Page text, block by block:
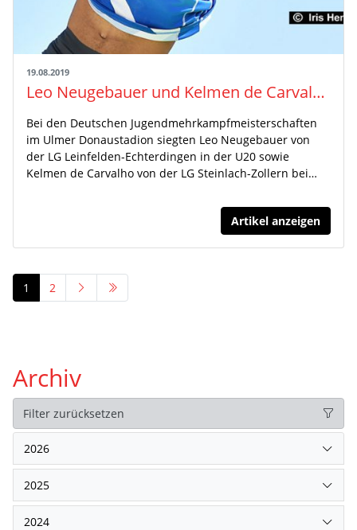
19.08.2019
Leo Neugebauer und Kelmen de Carvalho holen die Zehnkampftitel
Bei den Deutschen Jugendmehrkampfmeisterschaften
im Ulmer Donaustadion siegten Leo Neugebauer von
der LG Leinfelden-Echterdingen in der U20 sowie
Kelmen de Carvalho von der LG Steinlach-Zollern bei…
Artikel anzeigen
1 2
Archiv
Filter zurücksetzen
2026
2025
2024